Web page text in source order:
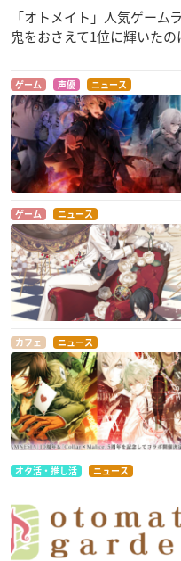
「オトメイト」人気ゲーム
鬼をおさえて1位に輝いたの
ゲーム 声優 ニュース
ゲーム ニュース
カフェ ニュース
オタ活・推し活 ニュース